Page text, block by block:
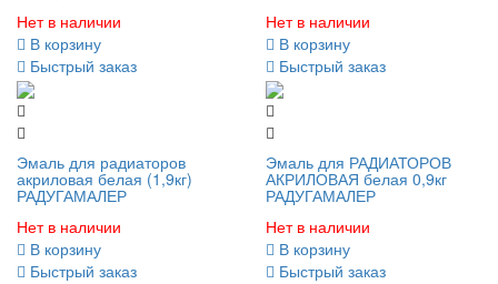
Нет в наличии
В корзину
Быстрый заказ
Нет в наличии
В корзину
Быстрый заказ
Эмаль для радиаторов
акриловая белая (1,9кг)
РАДУГАМАЛЕР
Нет в наличии
В корзину
Быстрый заказ
Эмаль для РАДИАТОРОВ
АКРИЛОВАЯ белая 0,9кг
РАДУГАМАЛЕР
Нет в наличии
В корзину
Быстрый заказ